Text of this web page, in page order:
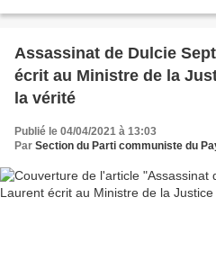
Assassinat de Dulcie
écrit au Ministre de la
la vérité
Publié le 04/04/2021 à 13:03
Par Section du Parti communiste du